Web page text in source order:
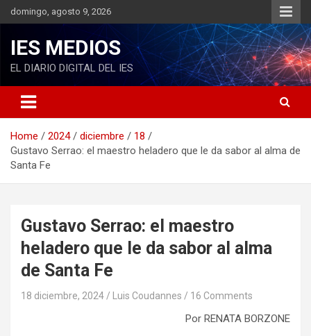
k
t
domingo, agosto 9, 2026
IES MEDIOS
EL DIARIO DIGITAL DEL IES
Home 2024 diciembre
18
Gustavo Serrao: el maestro heladero que le da sabor al alma de
Santa Fe
Gustavo Serrao: el maestro
heladero que le da sabor al alma
de Santa Fe
18 diciembre, 2024 Luis Coudannes 16 Comments
Por RENATA BORZONE